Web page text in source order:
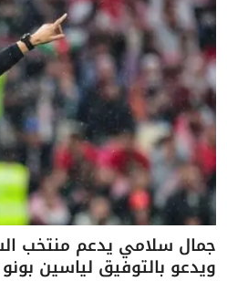
جمال سلامي يدعم منتخب
ويدعو بالتوفيق لياسين